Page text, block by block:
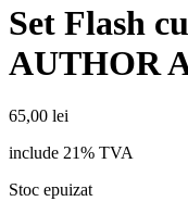
Set Flash
AUTHOR
65,00 lei
include 21% TVA
Stoc epuizat